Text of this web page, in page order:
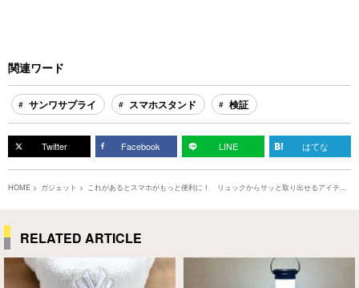
関連ワード
サンワサプライ スマホスタンド 検証
Twitter Facebook LINE はてな
HOME ガジェット
これがあるとスマホがもっと便利に！ リュックからサッと取り出せるアイテ
RELATED ARTICLE